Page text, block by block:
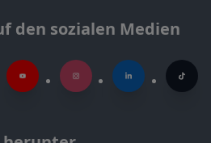
den sozialen Medien